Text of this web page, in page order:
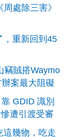
處除三害》
，重新回到45
竊賊搭Waymo
案最大阻礙
GDID 識別
遭引渡受審
這幾物，吃走